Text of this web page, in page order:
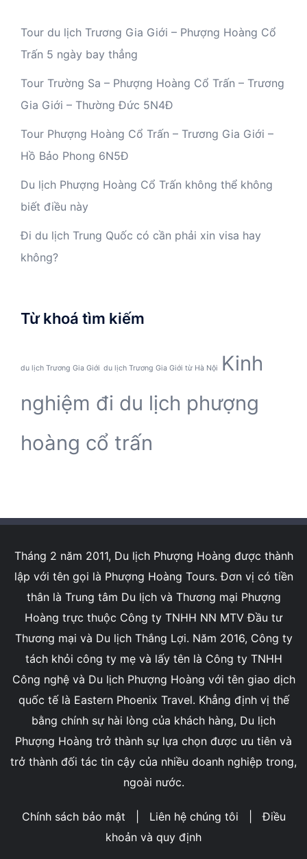
Tour du lịch Trương Gia Giới – Phượng Hoàng Cổ
Trấn 5 ngày bay thẳng
Tour Trường Sa – Phượng Hoàng Cổ Trấn – Trương
Gia Giới – Thường Đức 5N4Đ
Tour Phượng Hoàng Cổ Trấn – Trương Gia Giới –
Hồ Bảo Phong 6N5Đ
Du lịch Phượng Hoàng Cổ Trấn không thể không
biết điều này
Đi du lịch Trung Quốc có cần phải xin visa hay
không?
Từ khoá tìm kiếm
du lịch Trương Gia Giới du lịch Trương Gia Giới từ Hà Nội
Kinh
nghiệm đi du lịch phượng
hoàng cổ trấn
Tháng 2 năm 2011, Du lịch Phượng Hoàng được thành
lập với tên gọi là Phượng Hoàng Tours. Đơn vị có tiền
thân là Trung tâm Du lịch và Thương mại Phượng
Hoàng trực thuộc Công ty TNHH NN MTV Đầu tư
Thương mại và Du lịch Thắng Lợi. Năm 2016, Công ty
tách khỏi công ty mẹ và lấy tên là Công ty TNHH
Công nghệ và Du lịch Phượng Hoàng với tên giao dịch
quốc tế là Eastern Phoenix Travel. Khẳng định vị thế
bằng chính sự hài lòng của khách hàng, Du lịch
Phượng Hoàng trở thành sự lựa chọn được ưu tiên và
trở thành đối tác tin cậy của nhiều doanh nghiệp trong,
ngoài nước.
Chính sách bảo mật Liên hệ chúng tôi |Điều
khoản và quy định